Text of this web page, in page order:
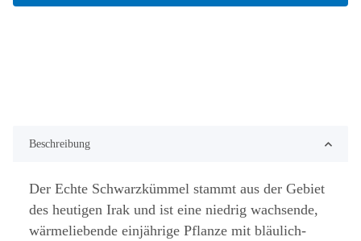
Beschreibung
Der Echte Schwarzkümmel stammt aus der Gebiet
des heutigen Irak und ist eine niedrig wachsende,
wärmeliebende einjährige Pflanze mit bläulich-